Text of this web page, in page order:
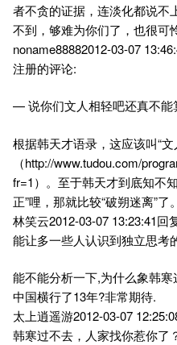
者不贪的证据，连淡化都说不
不到，够难为你们了，也很可
noname88882012-03-07
注册的评论:
— 说你们文人相轻吧还真不能
根据韩天才语录，这应该叫“文
（http://www.tudou.com/
fr=1）。至于韩天才到底知不
正”哩，那就比较“破朔迷离”了。
林笑云2012-03-07 13:23:41
能让多一些人认识到独立思考
能不能分析一下,为什么象韩
中国横行了13年?非常期待.
太上逍遥游2012-03-07
韩寒过不去，人家找你惹你了